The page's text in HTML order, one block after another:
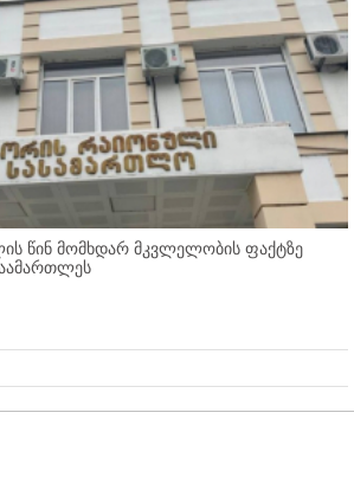
წინ მომხდარ მკვლელობის ფაქტზე